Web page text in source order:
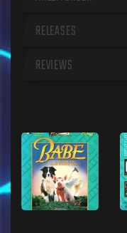
RELEASES
REVIEWS